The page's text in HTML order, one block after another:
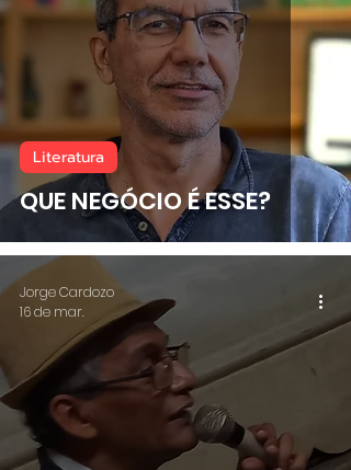
QUE NEGÓCIO É ESSE?
Literatura
Jorge Cardozo
16 de mar.